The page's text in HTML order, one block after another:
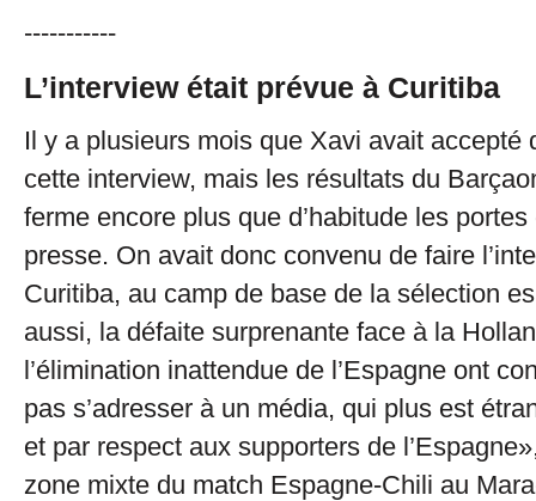
-----------
L’interview était prévue à Curitiba
Il y a plusieurs mois que Xavi avait accepté
cette interview, mais les résultats du
ferme encore plus que d’habitude les
presse. On avait donc convenu de faire
Curitiba, au camp de base de la sélection
aussi, la défaite surprenante face à la
l’élimination inattendue de l’Espagne ont
pas s’adresser à un média, qui plus est
et par respect aux supporters de
zone mixte du match Espagne-Chili au